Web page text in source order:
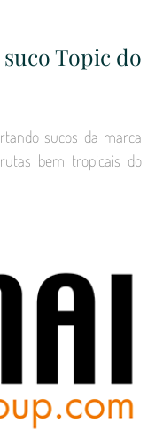
Topic do
sucos da marca
bem tropicais do